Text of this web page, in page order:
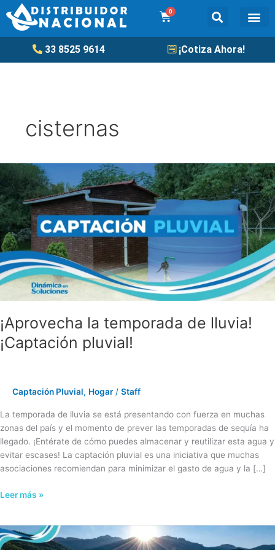
al
contenido
0
Cart
33 8525 9614 ¡Cotiza Ahora!
cisternas
¡Aprovecha la temporada de lluvia!
¡Captación pluvial!
Captación Pluvial, Hogar/ Staff
La temporada de lluvia se está presentando con fuerza en muchas
zonas del país y el momento de prever las temporadas de sequía ha
llegado. ¡Entérate de cómo puedes almacenar y reutilizar esta agua y
evitar escases! La captación pluvial es una iniciativa que muchas
asociaciones recomiendan para minimizar el gasto de agua y la […]
¡Aprovecha
la
temporada
de
lluvia!
¡Captación
pluvial!
Leer más »
Temporada
de